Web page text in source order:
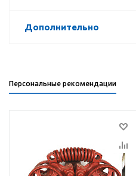
Дополнительно
Персональные рекомендации